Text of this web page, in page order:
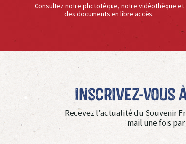
Consultez notre phototèque, notre vidéothèque et
des documents en libre accès.
Inscrivez-vous
Recevez l’actualité du Souvenir
mail une fois par